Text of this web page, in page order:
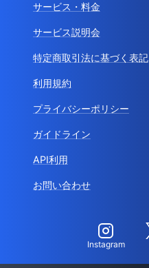
サービス・料金
サービス説明会
特定商取引法に基づく表記
利用規約
プライバシーポリシー
ガイドライン
API利用
お問い合わせ
Instagram